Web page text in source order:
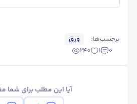
برچسب‌ها:
ورق
0
1
240
آیا این مطلب برای شما